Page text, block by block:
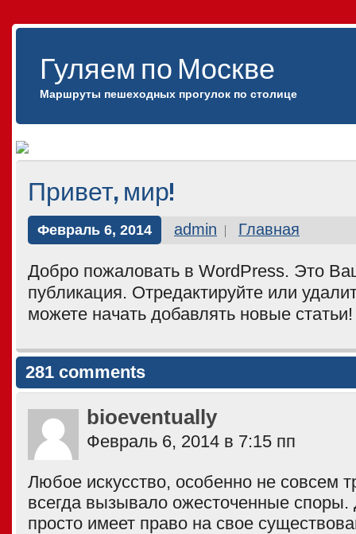
Гуляем по Москве
Маршруты пешеходных прогулок по столице
Привет, мир!
Февраль 6, 2014 admin Главная
Добро пожаловать в WordPress. Это
публикация. Отредактируйте или
можете начать добавлять новые статьи!
281 comments
bioeventually
Февраль 6, 2014 в 7:15 пп
Любое искусство, особенно не совсем
всегда вызывало ожесточенные
просто имеет право на свое